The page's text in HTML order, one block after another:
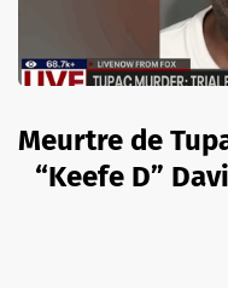
Meurtre de
“Keefe D”